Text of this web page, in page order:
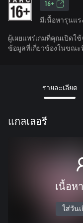
16+
มีเนื้อหารุนแร
ผู้เผยแพร่เกมที่คุณเปิดใ
ข้อมูลที่เกี่ยวข้องในขณ
รายละเอียด
แกลเลอรี
เนื้อห
ใส่วัน